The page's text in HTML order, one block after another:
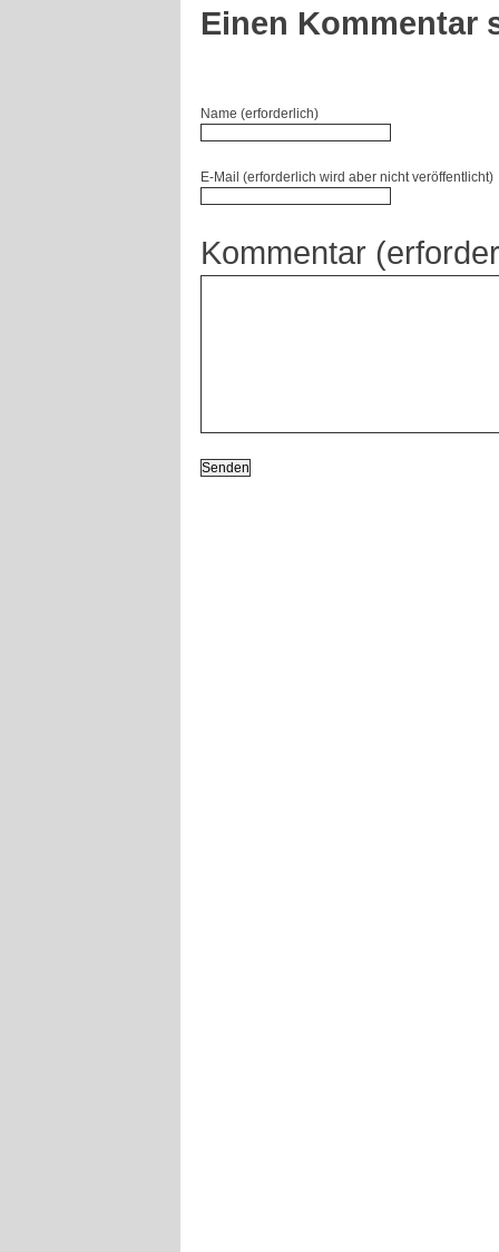
Einen Kommentar
Name (erforderlich)
E-Mail (erforderlich wird aber nicht veröffentlicht)
Kommentar